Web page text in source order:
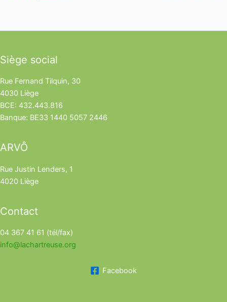
Siège social
Rue Fernand Tilquin, 30
4030 Liège
BCE: 432.443.816
Banque: BE33 1440 5057 2446
ARVÔ
Rue Justin Lenders, 1
4020 Liège
Contact
04 367 41 61 (tél/fax)
info@lachartreuse.org
Facebook